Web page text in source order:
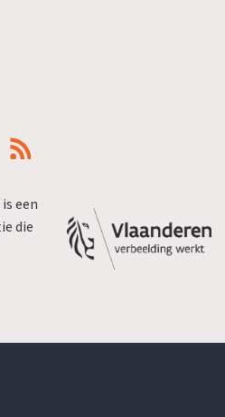
een
die